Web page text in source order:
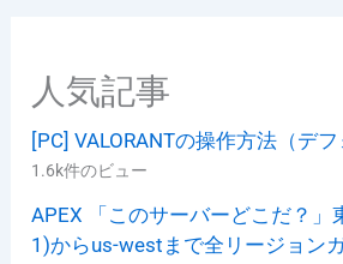
人気記事
[PC] VALORANTの操作方法（デフ
1.6k件のビュー
APEX 「このサーバーどこだ？」
1)からus-westまで全リージョンガ